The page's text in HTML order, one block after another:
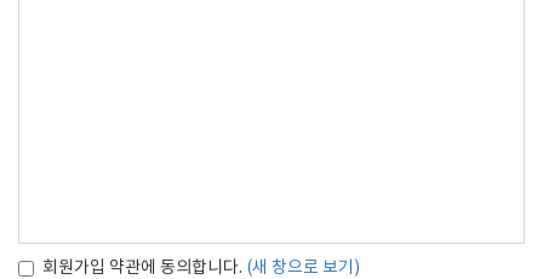
회원가입 약관에 동의합니다. (새 창으로 보기)